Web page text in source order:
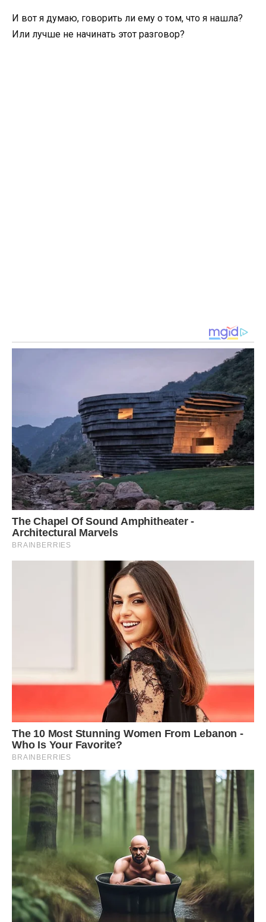
И вот я думаю, говорить ли ему о том, что я нашла?
Или лучше не начинать этот разговор?